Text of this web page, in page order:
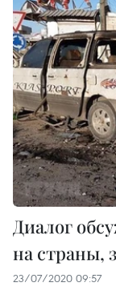
Диалог
на страны,
23/07/2020 09:57